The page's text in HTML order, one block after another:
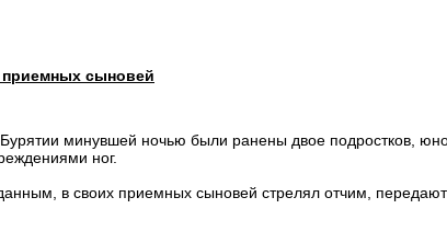
сыновей
минувшей ночью были ранены двое подростков,
ног.
в своих приемных сыновей стрелял отчим, передают